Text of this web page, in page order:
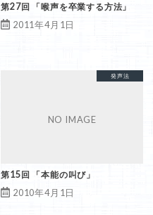
第27回 「喉声を卒業する方法」
2011年4月1日
共鳴発声法
呼吸法
大きな声
届く声
発声法
第15回 「本能の叫び」
2010年4月1日